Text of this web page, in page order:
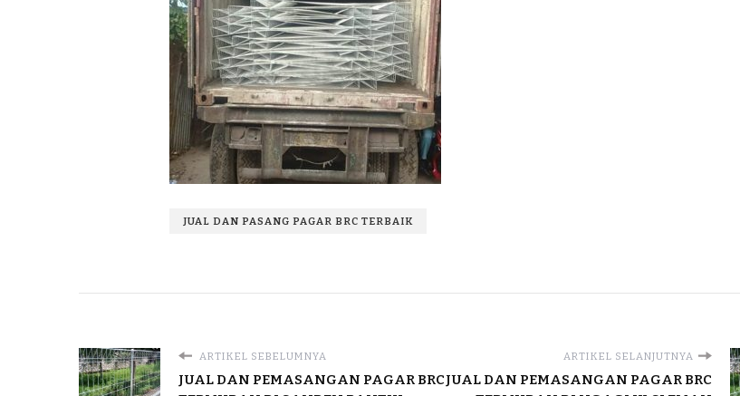
JUAL DAN PASANG PAGAR BRC TERBAIK
ARTIKEL SEBELUMNYA
JUAL DAN PEMASANGAN PAGAR BRC
ARTIKEL SELANJUTNYA
JUAL DAN PEMASANGAN PAGAR BRC